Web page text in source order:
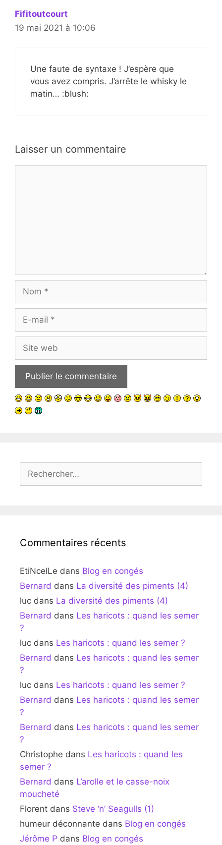
Fifitoutcourt
19 mai 2021 à 10:06
Une faute de syntaxe ! J’espère que
vous avez compris. J’arrête le whisky le
matin… :blush:
Laisser un commentaire
mail
web
Commentaires récents
EtiNcelLe dans Blog en congés
Bernard dans La diversité des piments (4)
luc dans La diversité des piments (4)
Bernard dans Les haricots : quand les semer
?
luc dans Les haricots : quand les semer ?
Bernard dans Les haricots : quand les semer
?
luc dans Les haricots : quand les semer ?
Bernard dans Les haricots : quand les semer
?
Bernard dans Les haricots : quand les semer
?
Christophe dans Les haricots : quand les
semer ?
Bernard dans L’arolle et le casse-noix
moucheté
Florent dans Steve ‘n’ Seagulls (1)
humeur déconnante dans Blog en congés
Jérôme P dans Blog en congés